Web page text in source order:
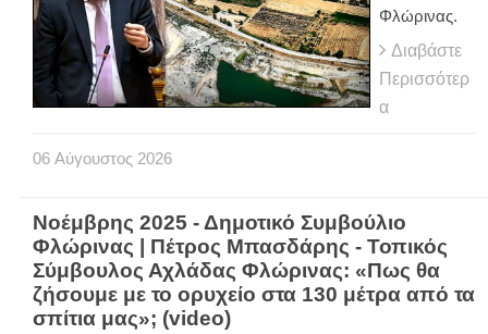
Φλώρινας.
Διαβάστε
Περισσότερ
α
06 Αύγουστος 2026
Νοέμβρης 2025 - Δημοτικό Συμβούλιο
Φλώρινας | Πέτρος Μπασδάρης - Τοπικός
Σύμβουλος Αχλάδας Φλώρινας: «Πως θα
ζήσουμε με το ορυχείο στα 130 μέτρα από τα
σπίτια μας»; (video)